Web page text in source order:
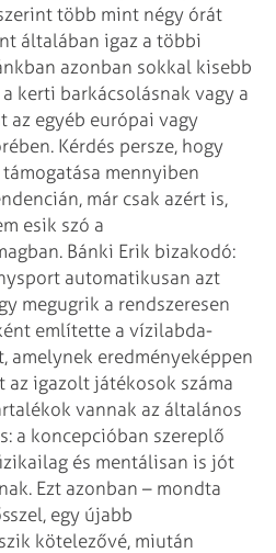
több mint négy órát
általában igaz a többi
azonban sokkal kisebb
kerti barkácsolásnak vagy a
az egyéb európai vagy
Kérdés persze, hogy
mennyiben
már csak azért is,
esik szó a
Bánki Erik bizakodó:
automatikusan azt
megugrik a rendszeresen
említette a vízilabda-
amelynek eredményeképpen
igazolt játékosok száma
vannak az általános
a koncepcióban szereplő
és mentálisan is jót
Ezt azonban – mondta
egy újabb
kötelezővé, miután